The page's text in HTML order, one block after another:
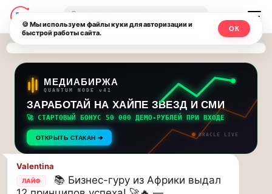
Последние
новости
и
обновления
потока:
Друзья,
приглашаем
на
музыкальную
прогулку
по
Москве
Москвичи.net
—
Главный
столичный
чат-
мессенджер,
новости
и
🔍
МЕДИАБИРЖА
QUANTUM NODE v41
ЗАРАБОТАЙ НА ХАЙПЕ ЗВЕЗД И СМИ
🚀 СТАРТОВЫЙ БОНУС 50 000 ДЕМО-РУБЛЕЙ ПРИ ВХОДЕ
ОТКРЫТЬ СТАКАН ➔ ORACLE LIVE
Valentina
ЛАЙФ
📚 Бизнес-гуру из Африки выдал
🍪 Мы используем файлы куки для авторизации и
быстрой работы сайта.
ОК